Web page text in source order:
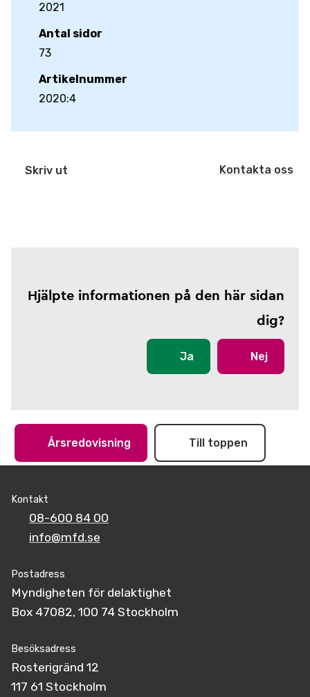
2021
Antal sidor
73
Artikelnummer
2020:4
Skriv ut Kontakta oss
Hjälpte informationen på den här sidan
dig?
Ja Nej
Årsredovisning Till toppen
Kontakt
08-600 84 00
info@mfd.se
Postadress
Myndigheten för delaktighet
Box 47082, 100 74 Stockholm
Besöksadress
Rosterigränd 12
117 61 Stockholm